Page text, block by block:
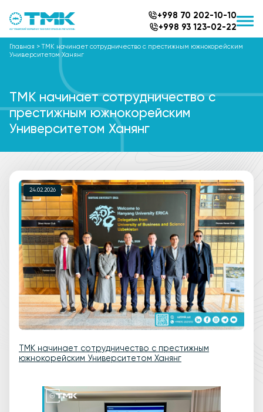
+998 70 202-10-10
+998 93 123-02-22
Главная >ТМК начинает сотрудничество с престижным южнокорейским
Университетом Ханянг
ТМК начинает сотрудничество с
престижным южнокорейским
Университетом Ханянг
24.02.2026
ТМК начинает сотрудничество с престижным
южнокорейским Университетом Ханянг